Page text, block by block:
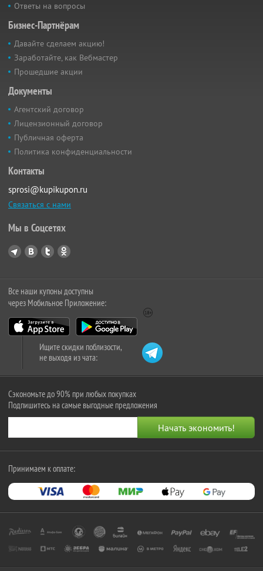
Ответы на вопросы
Бизнес-Партнёрам
Давайте сделаем акцию!
Заработайте, как Вебмастер
Прошедшие акции
Документы
Агентский договор
Лицензионный договор
Публичная оферта
Политика конфиденциальности
Контакты
sprosi@kupikupon.ru
Связаться с нами
Мы в Соцсетях
Все наши купоны доступны
через Мобильное Приложение:
Ищите скидки поблизости,
не выходя из чата:
Сэкономьте до 90% при любых покупках
Подпишитесь на самые выгодные предложения
Принимаем к оплате: